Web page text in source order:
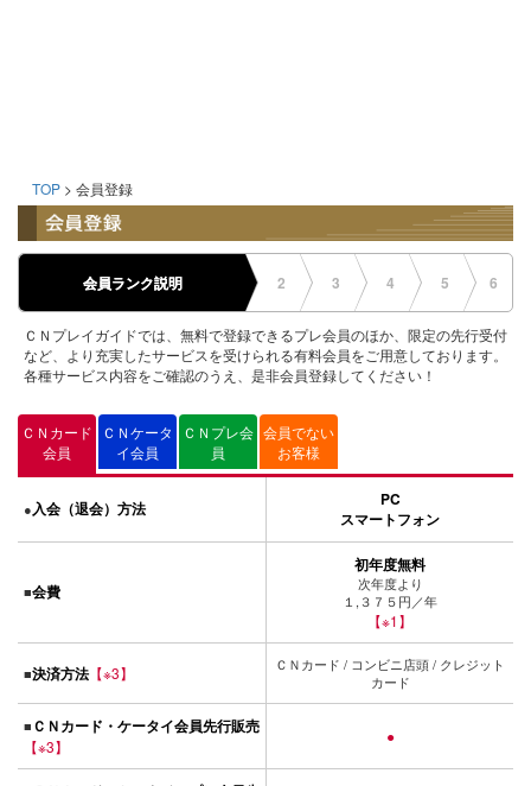
TOP > 会員登録
会員ランク説明 2 3 4 5 6
ＣＮプレイガイドでは、無料で登録できるプレ会員のほか、限定の先行受付
など、より充実したサービスを受けられる有料会員をご用意しております。
各種サービス内容をご確認のうえ、是非会員登録してください！
ＣＮカード
会員
ＣＮケータ
イ会員
ＣＮプレ会
員
会員でない
お客様
●入会（退会）方法
PC
スマートフォン
■会費
初年度無料
次年度より
１,３７５円／年
【※1】
■決済方法 【※3】
ＣＮカード / コンビニ店頭 / クレジット
カード
■ＣＮカード・ケータイ会員先行販売
【※3】
●